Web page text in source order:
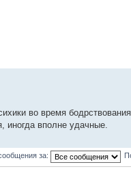
во время
иногда вполне удачные.
за: